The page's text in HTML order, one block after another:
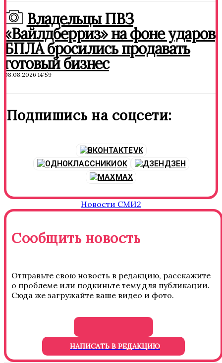
Владельцы ПВЗ
«Вайлдберриз» на фоне ударов
БПЛА бросились продавать
готовый бизнес
08.08.2026 14:59
Подпишись на соцсети:
VK
OK
ДЗЕН
MAX
Новости СМИ2
Сообщить новость
Отправьте свою новость в редакцию, расскажите
о проблеме или подкиньте тему для публикации.
Сюда же загружайте ваше видео и фото.
НАПИСАТЬ В РЕДАКЦИЮ